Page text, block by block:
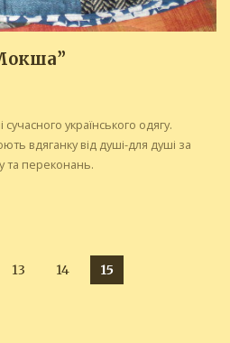
українського одягу.
вдяганку від душі-для душі за
та переконань.
Пагінація
13 14 15